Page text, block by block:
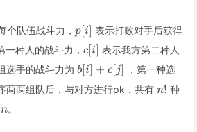
个队伍战斗力， p[i]
p i
表示打败对手后获得
一种人的战斗力， c[i]
c i
表示我方第二种人
选手的战斗力为 b[i]+c[j]
b[ i + c[ j
，第一种选
两两组队后，与对方进行pk，共有 n!
n! 种
n。